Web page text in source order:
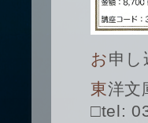
お申
東洋
□tel: